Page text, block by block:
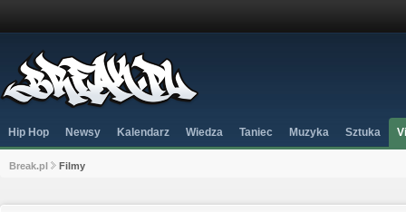
Hip Hop Newsy Kalendarz Wiedza Taniec Muzyka Sztuka
Break.pl Filmy